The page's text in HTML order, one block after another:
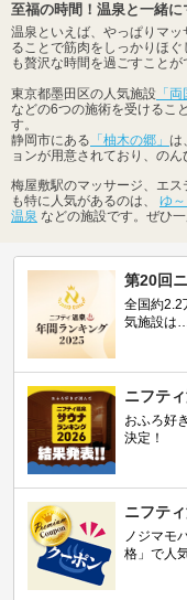
至福の時間！温泉と一緒
温泉といえば、やっぱりマ
ることで筋肉をしっかりほ
も贅沢な時間を過ごすことが
東京都墨田区の人気施設 「
などの6つの施術を受けるこ
す。
静岡市にある 「柚木の郷」 は
ョンが用意されており、のん
梅屋敷駅のマッサージ、エ
も特に人気があるのは、 ゆ
温泉 などの施設です。ぜひ
第20回
全国約2.2
気施設は
ニフテ
おふろ好
決定！
ニフテ
ノジマモ
格」で人